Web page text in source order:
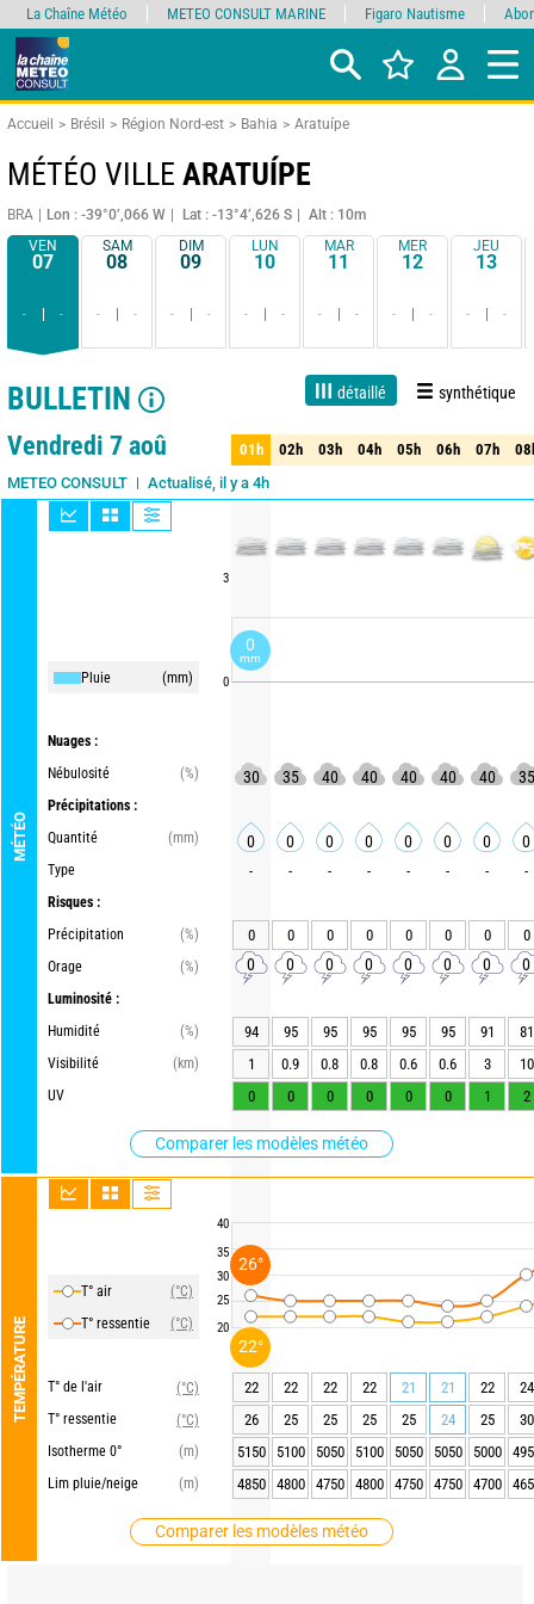
Accueil Brésil Région Nord-est Bahia Aratuípe
MÉTÉO VILLE ARATUÍPE
BRA Lon : -39°0’,066 W Lat : -13°4’,626 S
Alt : 10m
VEN
07
- -
SAM
08
- -
DIM
09
- -
LUN
10
- -
MAR
11
- -
MER
12
- -
JEU
13
- -
BULLETIN détaillé synthétique
1 jour 3 jours 7 jours 15 jours Fiabilité 85%
Vendredi 7 aoû
METEO CONSULT Actualisé, il y a 4h
MÉTÉO
Pluie (mm)
Nuages :
Nébulosité
(%)
Précipitations :
Quantité
(mm)
Type
Risques :
Précipitation
(%)
Orage
(%)
Luminosité :
Humidité
(%)
Visibilité
(km)
UV
Comparer les modèles météo
TEMPÉRATURE
T° air
(°C)
T° ressentie
(°C)
T° de l'air
(°C)
T° ressentie
(°C)
Isotherme 0°
(m)
Lim pluie/neige
(m)
Comparer les modèles météo
3
0
40
35
30
25
20
01h 02h 03h 04h 05h 06h 07h
01h 02h 03h 04h 05h 06h 07h
30 35 40 40 40 40 40 35
0 0 0 0 0 0 0 0
- - - - - - - -
0 0 0 0 0 0 0 0
0 0 0 0 0 0 0 0
94 95 95 95 95 95 91
81
1
0.9 0.8 0.8 0.6 0.6 3
10
0
0 0 0 0 0 1 2
22 22 22 22 21 21 22
24
26
25 25 25 25 24 25
30
5150
5100 5050 5100 5050 5050 5000
4850
4800 4750 4800 4750 4750 4700
La Chaîne Météo METEO CONSULT MARINE Figaro Nautisme
0
mm
22°
26°